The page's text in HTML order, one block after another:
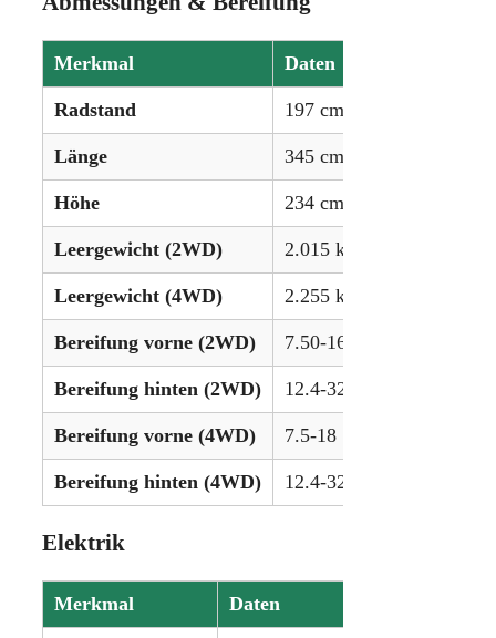
Merkmal Daten
Radstand 197 cm (77,56 in)
Länge 345 cm (136,22 in)
Höhe 234 cm (92,13 in)
Leergewicht (2WD) 2.015 kg (4.443 lbs)
Leergewicht (4WD) 2.255 kg (4.972 lbs)
Bereifung vorne (2WD) 7.50-16
Bereifung hinten (2WD) 12.4-32
Bereifung vorne (4WD) 7.5-18
Bereifung hinten (4WD) 12.4-32
Elektrik
Merkmal Daten